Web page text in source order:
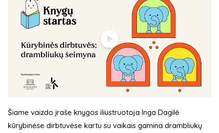
Šiame vaizdo įraše knygos iliustruotoja Inga Dagilė
kūrybinėse dirbtuvėse kartu su vaikais gamina drambliukų